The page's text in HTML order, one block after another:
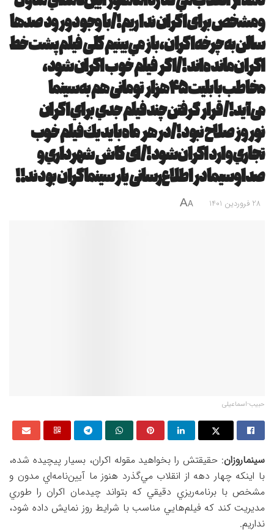
و مشخص برای اکران نداریم!/با وجود ورود صدها
سالن به چرخه اکران، باز مي‌بينيم کلی فيلم پشت خط
اكران مانده‌اند!/اگر فيلم خوب اکران شود،
مخاطب با بليت ۴۵ هزار تومانی هم به سینما
می‌آید!/ قرار گرفتن چند فيلم جدي براي اکران
نوروز صلاح نبود!/در هر ماه بايد يك فيلم خوب
تجاري وارد اکران شود!/ای کاش شهرداري و
صداوسيما در اطلاع‌رسانی یار سینماگران بودند!!
28 فروردین 1401 A
A
حبیب-اسماعیلی
سینماروزان: حقيقتش را بخواهيد مقوله اكران، بسيار پيچيده شده،
با اينكه چهار دهه از انقلاب مي‌گذرد هنوز ما آيين‌نامه‌اي مدون و
مشخص با برنامه‌ريزي دقيقي كه بتواند چيدمان اكران را طوري
مديريت كند كه فيلم‌هايي مناسب با شرايط روز نمايش داده شود،
نداريم.